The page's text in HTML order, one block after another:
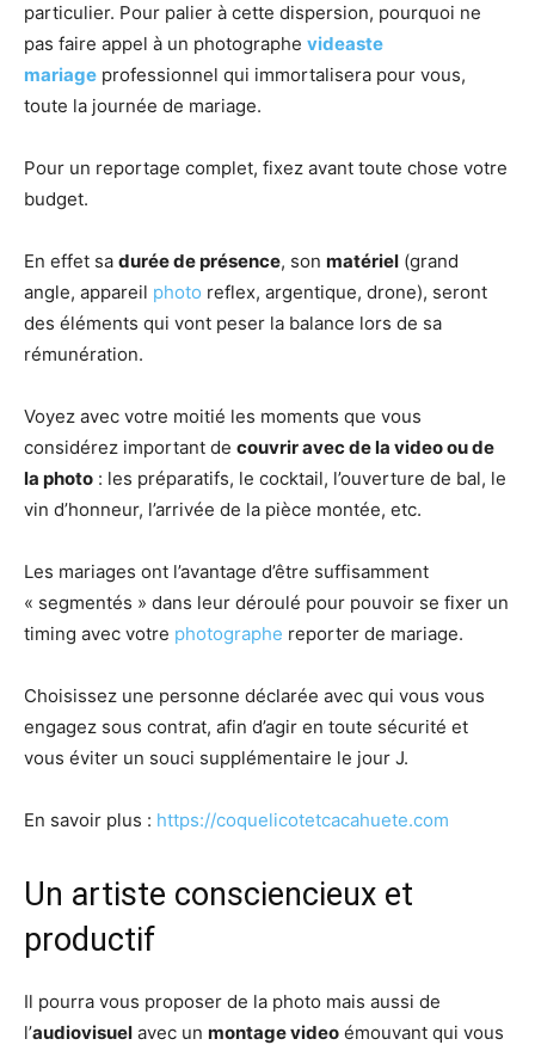
particulier. Pour palier à cette dispersion, pourquoi ne
pas faire appel à un photographe videaste
mariage professionnel qui immortalisera pour vous,
toute la journée de mariage.
Pour un reportage complet, fixez avant toute chose votre
budget.
En effet sa durée de présence, son matériel (grand
angle, appareil photo reflex, argentique, drone), seront
des éléments qui vont peser la balance lors de sa
rémunération.
Voyez avec votre moitié les moments que vous
considérez important de couvrir avec de la video ou de
la photo : les préparatifs, le cocktail, l’ouverture de bal, le
vin d’honneur, l’arrivée de la pièce montée, etc.
Les mariages ont l’avantage d’être suffisamment
« segmentés » dans leur déroulé pour pouvoir se fixer un
timing avec votre photographe reporter de mariage.
Choisissez une personne déclarée avec qui vous vous
engagez sous contrat, afin d’agir en toute sécurité et
vous éviter un souci supplémentaire le jour J.
En savoir plus : https://coquelicotetcacahuete.com
Un artiste consciencieux et
productif
Il pourra vous proposer de la photo mais aussi de
l’audiovisuel avec un montage video émouvant qui vous